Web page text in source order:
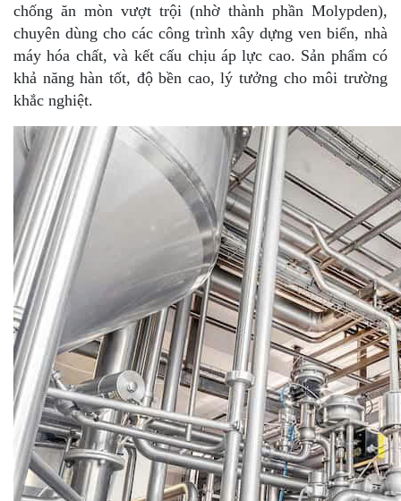
chống ăn mòn vượt trội (nhờ thành phần Molypden),
chuyên dùng cho các công trình xây dựng ven biển, nhà
máy hóa chất, và kết cấu chịu áp lực cao. Sản phẩm có
khả năng hàn tốt, độ bền cao, lý tưởng cho môi trường
khắc nghiệt.